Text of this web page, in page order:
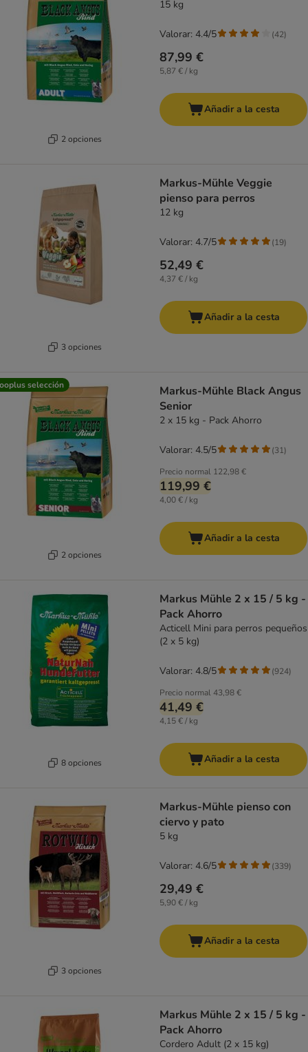
2 opciones
15 kg
87,99 €
5,87 € / kg
Valorar: 4.4/5 (42)
Añadir a la cesta
3 opciones
Markus-Mühle Veggie
pienso para perros
12 kg
52,49 €
4,37 € / kg
Valorar: 4.7/5 (19)
Añadir a la cesta
selección
2 opciones
Markus-Mühle Black Angus
Senior
2 x 15 kg - Pack Ahorro
Precio normal 122,98 €
119,99 €
4,00 € / kg
Valorar: 4.5/5 (31)
Añadir a la cesta
8 opciones
Markus Mühle 2 x 15 / 5 kg -
Pack Ahorro
Acticell Mini para perros pequeños
(2 x 5 kg)
Precio normal43,98 €
41,49 €
4,15 € / kg
Valorar: 4.8/5 (924)
Añadir a la cesta
3 opciones
Markus-Mühle pienso con
ciervo y pato
5 kg
29,49 €
5,90 € / kg
Valorar: 4.6/5 (339)
Añadir a la cesta
Markus Mühle 2 x 15 / 5 kg -
Pack Ahorro
Cordero Adult (2 x 15 kg)